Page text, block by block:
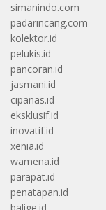
simanindo.com
padarincang.com
kolektor.id
pelukis.id
pancoran.id
jasmani.id
cipanas.id
eksklusif.id
inovatif.id
xenia.id
wamena.id
parapat.id
penatapan.id